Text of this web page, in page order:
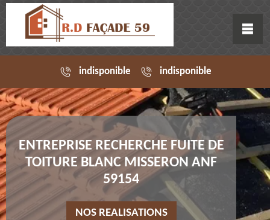
indisponible indisponible
ENTREPRISE RECHERCHE FUITE DE
TOITURE BLANC MISSERON ANF
59154
NOS REALISATIONS